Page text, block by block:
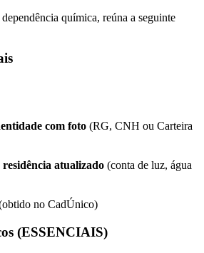
química, reúna a seguinte
com foto (RG, CNH ou Carteira
atualizado (conta de luz, água
no CadÚnico)
(ESSENCIAIS)